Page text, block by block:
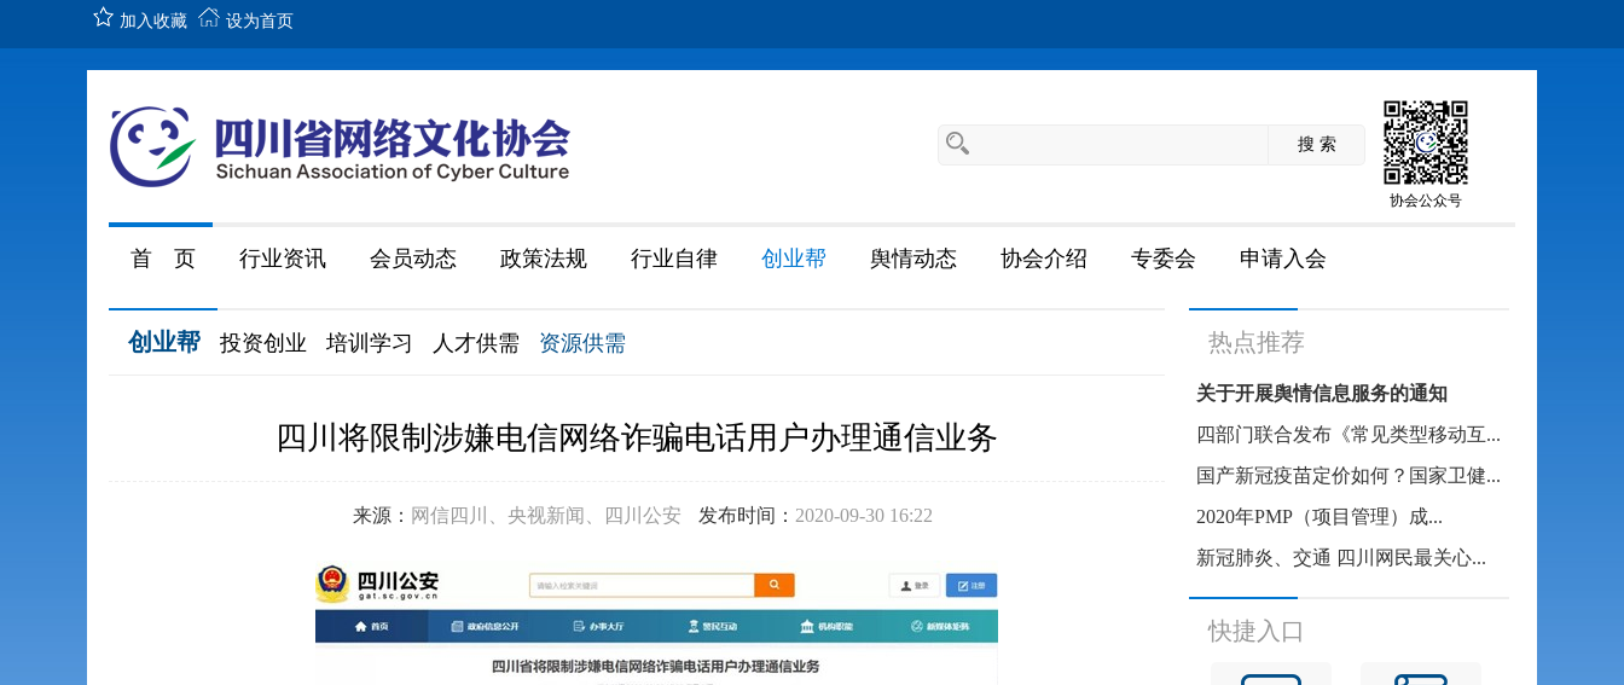
加入收藏 设为首页
协会公众号
首 页 行业资讯 会员动态 政策法规 行业自律 创业帮 舆情动态 协会介绍 专委会 申请入会
创业帮 投资创业 培训学习 人才供需 资源供需
四川将限制涉嫌电信网络诈骗电话用户办理通信业务
来源： 网信四川、央视新闻、四川公安 发布时间： 2020-09-30 16:22
热点推荐
关于开展舆情信息服务的通知
四部门联合发布《常见类型移动互...
国产新冠疫苗定价如何？国家卫健...
2020年PMP（项目管理）成...
新冠肺炎、交通 四川网民最关心...
快捷入口